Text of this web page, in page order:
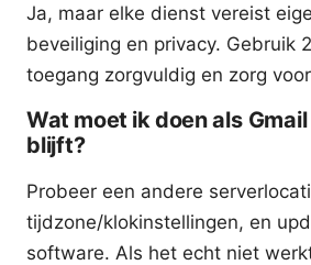
Ja, maar elke dienst vereist
beveiliging en privacy. Gebruik
toegang zorgvuldig en zorg
Wat moet ik doen als
blijft?
Probeer een andere
tijdzone/klokinstellingen, en
software. Als het echt niet